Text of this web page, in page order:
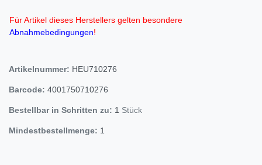
Für Artikel dieses Herstellers gelten besondere
Abnahmebedingungen!
Artikelnummer: HEU710276
Barcode: 4001750710276
Bestellbar in Schritten zu: 1 Stück
Mindestbestellmenge: 1